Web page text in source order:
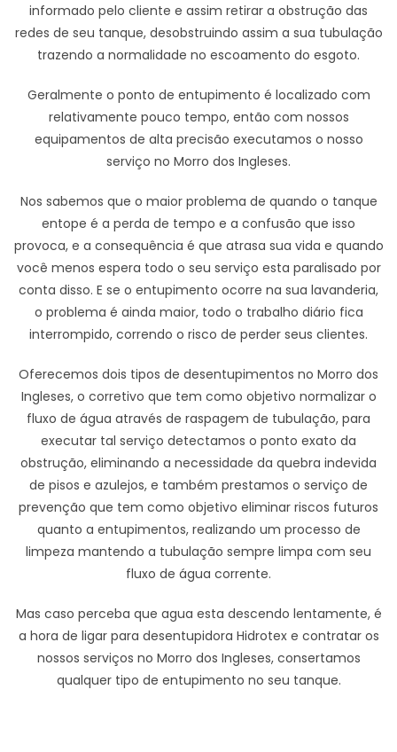
informado pelo cliente e assim retirar a obstrução das
redes de seu tanque, desobstruindo assim a sua tubulação
trazendo a normalidade no escoamento do esgoto.
Geralmente o ponto de entupimento é localizado com
relativamente pouco tempo, então com nossos
equipamentos de alta precisão executamos o nosso
serviço no Morro dos Ingleses.
Nos sabemos que o maior problema de quando o tanque
entope é a perda de tempo e a confusão que isso
provoca, e a consequência é que atrasa sua vida e quando
você menos espera todo o seu serviço esta paralisado por
conta disso. E se o entupimento ocorre na sua lavanderia,
o problema é ainda maior, todo o trabalho diário fica
interrompido, correndo o risco de perder seus clientes.
Oferecemos dois tipos de desentupimentos no Morro dos
Ingleses, o corretivo que tem como objetivo normalizar o
fluxo de água através de raspagem de tubulação, para
executar tal serviço detectamos o ponto exato da
obstrução, eliminando a necessidade da quebra indevida
de pisos e azulejos, e também prestamos o serviço de
prevenção que tem como objetivo eliminar riscos futuros
quanto a entupimentos, realizando um processo de
limpeza mantendo a tubulação sempre limpa com seu
fluxo de água corrente.
Mas caso perceba que agua esta descendo lentamente, é
a hora de ligar para desentupidora Hidrotex e contratar os
nossos serviços no Morro dos Ingleses, consertamos
qualquer tipo de entupimento no seu tanque.